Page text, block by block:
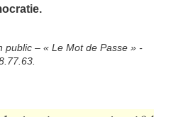
public – « Le Mot de Passe » -